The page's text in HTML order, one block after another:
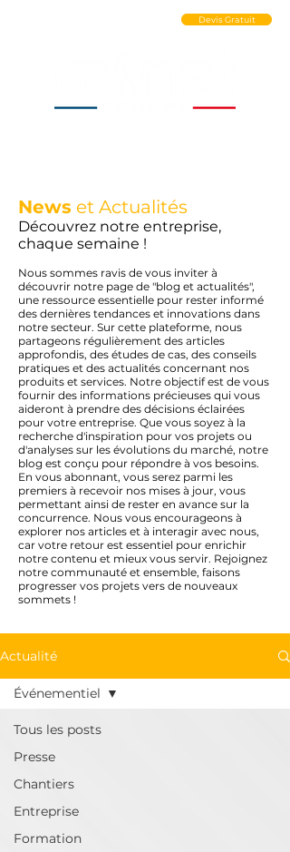
Devis Gratuit
News et Actualités
Découvrez notre entreprise,
chaque semaine !
Nous sommes ravis de vous inviter à
découvrir notre page de "blog et actualités",
une ressource essentielle pour rester informé
des dernières tendances et innovations dans
notre secteur. Sur cette plateforme, nous
partageons régulièrement des articles
approfondis, des études de cas, des conseils
pratiques et des actualités concernant nos
produits et services. Notre objectif est de vous
fournir des informations précieuses qui vous
aideront à prendre des décisions éclairées
pour votre entreprise. Que vous soyez à la
recherche d'inspiration pour vos projets ou
d'analyses sur les évolutions du marché, notre
blog est conçu pour répondre à vos besoins.
En vous abonnant, vous serez parmi les
premiers à recevoir nos mises à jour, vous
permettant ainsi de rester en avance sur la
concurrence. Nous vous encourageons à
explorer nos articles et à interagir avec nous,
car votre retour est essentiel pour enrichir
notre contenu et mieux vous servir. Rejoignez
notre communauté et ensemble, faisons
progresser vos projets vers de nouveaux
sommets !
Actualité
Tous les posts
Presse
Chantiers
Entreprise
Formation
Événementiel